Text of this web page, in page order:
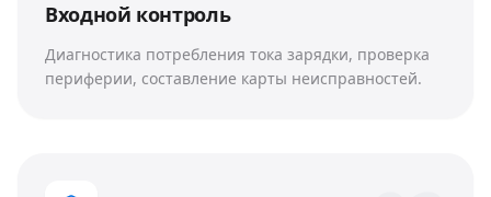
Входной контроль
Диагностика потребления тока зарядки, проверка
периферии, составление карты неисправностей.